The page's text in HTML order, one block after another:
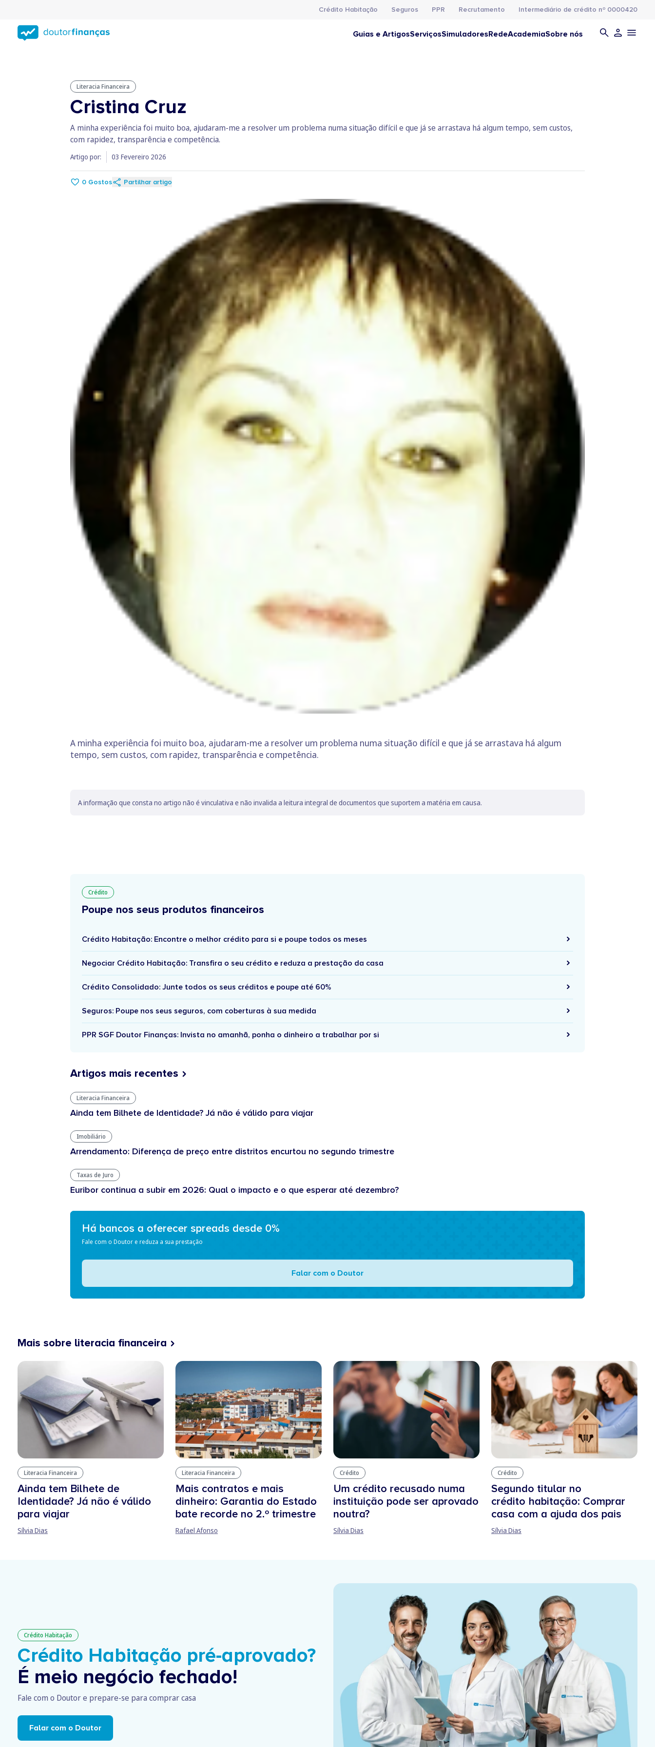
conteúdo
principal
Crédito Habitação Seguros PPR Recrutamento Intermediário de crédito nº 0000420
Guias e ArtigosServiçosSimuladoresRedeAcademiaSobre nós
Literacia Financeira
Cristina Cruz
A minha experiência foi muito boa, ajudaram-me a resolver um problema numa situação difícil e que já se arrastava há algum tempo, sem custos,
com rapidez, transparência e competência.
Artigo por: 03 Fevereiro 2026
0 Gostos Partilhar artigo
A minha experiência foi muito boa, ajudaram-me a resolver um problema numa situação difícil e que já se arrastava há algum
tempo, sem custos, com rapidez, transparência e competência.
A informação que consta no artigo não é vinculativa e não invalida a leitura integral de documentos que suportem a matéria em causa.
Crédito
Poupe nos seus produtos financeiros
Crédito Habitação: Encontre o melhor crédito para si e poupe todos os meses
Negociar Crédito Habitação: Transfira o seu crédito e reduza a prestação da casa
Crédito Consolidado: Junte todos os seus créditos e poupe até 60%
Seguros: Poupe nos seus seguros, com coberturas à sua medida
PPR SGF Doutor Finanças: Invista no amanhã, ponha o dinheiro a trabalhar por si
Artigos mais recentes
Literacia Financeira
Ainda tem Bilhete de Identidade? Já não é válido para viajar
Imobiliário
Arrendamento: Diferença de preço entre distritos encurtou no segundo trimestre
Taxas de Juro
Euribor continua a subir em 2026: Qual o impacto e o que esperar até dezembro?
Há bancos a oferecer spreads desde 0%
Fale com o Doutor e reduza a sua prestação
Falar com o Doutor
Mais sobre literacia financeira
Literacia Financeira
Ainda tem Bilhete de
Identidade? Já não é válido
para viajar
Sílvia Dias
Literacia Financeira
Mais contratos e mais
dinheiro: Garantia do Estado
bate recorde no 2.º trimestre
Rafael Afonso
Crédito
Um crédito recusado numa
instituição pode ser aprovado
noutra?
Sílvia Dias
Crédito
Segundo titular no
crédito habitação: Comprar
casa com a ajuda dos pais
Sílvia Dias
Crédito Habitação
Crédito Habitação pré-aprovado?
É meio negócio fechado!
Fale com o Doutor e prepare-se para comprar casa
Falar com o Doutor